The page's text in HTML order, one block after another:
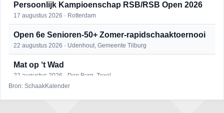
Persoonlijk Kampioenschap RSB/RSB Open 2026
17 augustus 2026 · Rotterdam
Open 6e Senioren-50+ Zomer-rapidschaaktoernooi
22 augustus 2026 · Udenhout, Gemeente Tilburg
Mat op ‘t Wad
22 augustus 2026 · Den Burg, Texel
Bron: SchaakKalender